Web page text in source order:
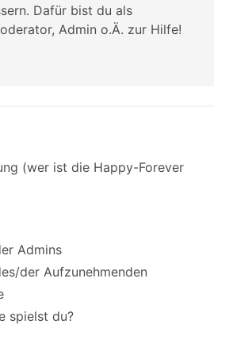
Dafür bist du als
Admin o.Ä. zur Hilfe!
(wer ist die Happy-Forever
Admins
der Aufzunehmenden
spielst du?